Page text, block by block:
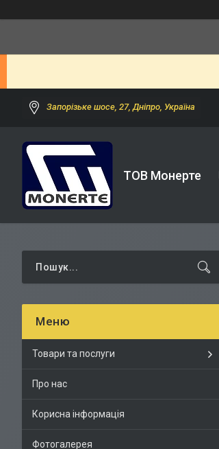
Запорізьке шосе, 27, Дніпро, Україна
ТОВ Монерте
Товари та послуги
Про нас
Корисна інформація
Фотогалерея